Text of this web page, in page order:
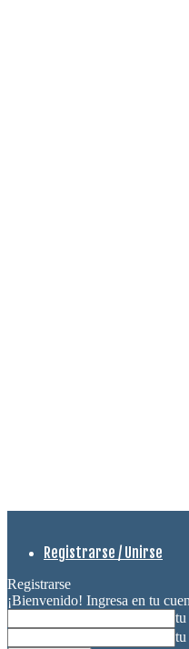
Registrarse / Unirse
Registrarse
¡Bienvenido! Ingresa en tu
tu
tu